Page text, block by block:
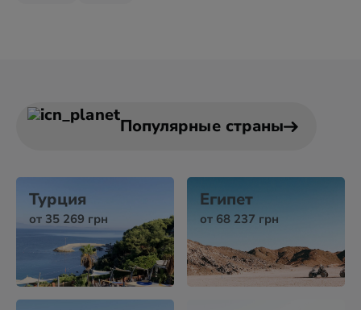
Популярные страны
Турция
от 35 269 грн
Египет
от 68 237 грн